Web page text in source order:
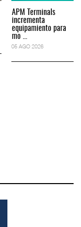
APM Terminals
incrementa
equipamiento para
mo ...
05 AGO 2026